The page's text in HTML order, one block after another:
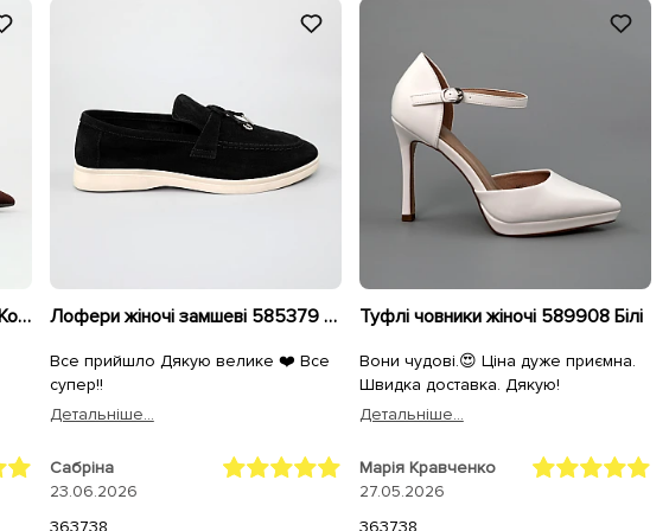
Туфлі човники жіночі 595944 Коричневі Лофери жіночі замшеві 585379 Чорні
Все прийшло Дякую велике ❤️ Все
супер!!
Детальнiше...
Сабріна
23.06.2026
Туфлі човники жіночі 589908 Білі
Вони чудові.😍 Ціна дуже приємна.
Швидка доставка. Дякую!
Детальнiше...
Марія Кравченко
27.05.2026